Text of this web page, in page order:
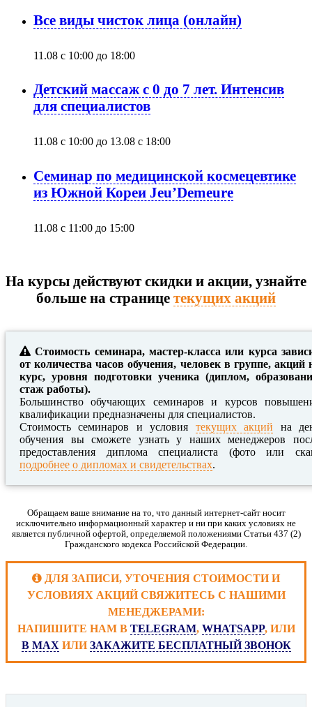
Все виды чисток лица (онлайн)
11.08 с 10:00 до 18:00
Детский массаж с 0 до 7 лет. Интенсив
для специалистов
11.08 с 10:00 до 13.08 с 18:00
Семинар по медицинской космецевтике
из Южной Кореи Jeu’Demeure
11.08 с 11:00 до 15:00
На курсы действуют скидки и акции, узнайте
больше на странице текущих акций
Стоимость семинара, мастер-класса или курса
от количества часов обучения, человек в группе, акций
курс, уровня подготовки ученика (диплом,
стаж работы).
Большинство обучающих семинаров и курсов
квалификации предназначены для специалистов.
Стоимость семинаров и условия текущих акций на
обучения вы сможете узнать у наших менеджеров
предоставления диплома специалиста (фото или
подробнее о дипломах и свидетельствах.
Обращаем ваше внимание на то, что данный интернет-сайт носит
исключительно информационный характер и ни при каких условиях не
является публичной офертой, определяемой положениями Статьи 437 (2)
Гражданского кодекса Российской Федерации.
ДЛЯ ЗАПИСИ, УТОЧЕНИЯ СТОИМОСТИ И
УСЛОВИЯХ АКЦИЙ СВЯЖИТЕСЬ С НАШИМИ
МЕНЕДЖЕРАМИ:
НАПИШИТЕ НАМ В TELEGRAM, WHATSAPP, ИЛИ
В MAX ИЛИЗАКАЖИТЕ БЕСПЛАТНЫЙ ЗВОНОК